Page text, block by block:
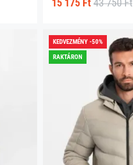
15 175 Ft 43 750 Ft
KEDVEZMÉNY -50%
RAKTÁRON